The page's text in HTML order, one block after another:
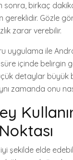
sonra, birkaç
gereklidir. Gözle
zarar verebilir.
uygulama ile
içinde belirgin
detaylar büyük
zamanda onu
şekilde elde